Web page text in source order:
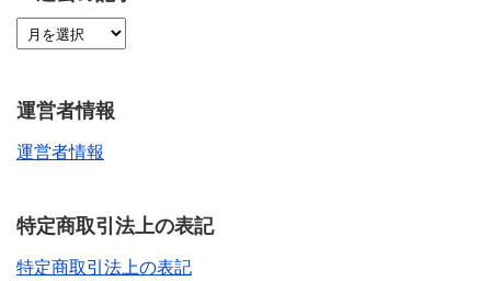
運営者情報
運営者情報
特定商取引法上の表記
特定商取引法上の表記